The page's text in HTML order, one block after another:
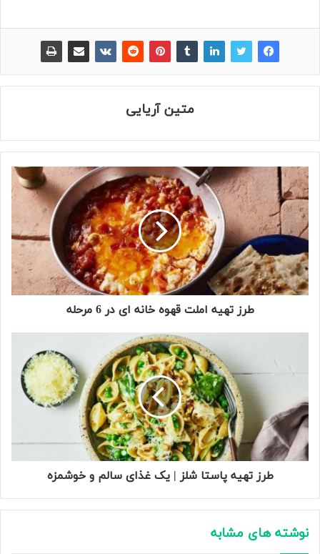
متین آریایی
طرز تهیه املت قهوه خانه ای در 6 مرحله
طرز تهیه پاستا شلز | یک غذای سالم و خوشمزه
نوشته های مشابه